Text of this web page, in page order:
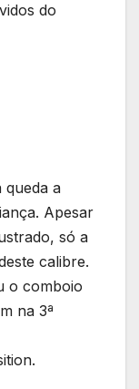
do
queda a
Apesar
só a
calibre.
o comboio
na 3ª